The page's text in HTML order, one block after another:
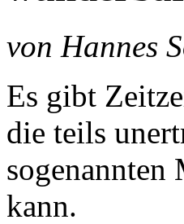
von Hannes
Es gibt
die teils
kann.